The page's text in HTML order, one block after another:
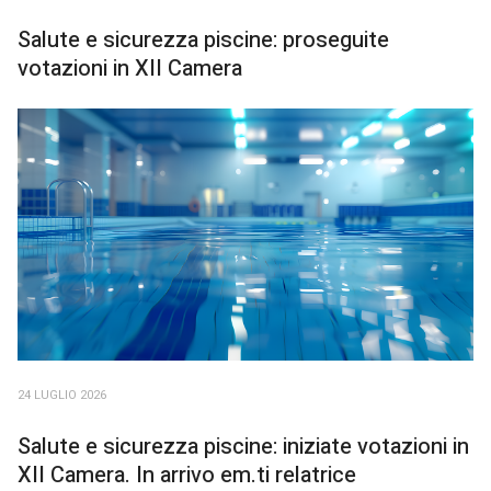
Salute e sicurezza piscine: proseguite
votazioni in XII Camera
24 LUGLIO 2026
Salute e sicurezza piscine: iniziate votazioni in
XII Camera. In arrivo em.ti relatrice